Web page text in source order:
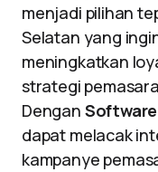
menjadi pilihan
Selatan yang
meningkatkan
strategi
Dengan
dapat melacak
kampanye